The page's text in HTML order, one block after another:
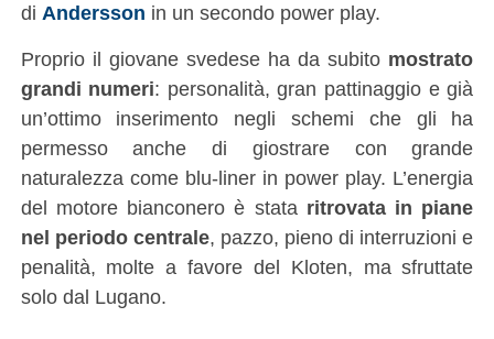
di Andersson in un secondo power play.
Proprio il giovane svedese ha da subito mostrato
grandi numeri: personalità, gran pattinaggio e già
un’ottimo inserimento negli schemi che gli ha
permesso anche di giostrare con grande
naturalezza come blu-liner in power play. L’energia
del motore bianconero è stata ritrovata in piane
nel periodo centrale, pazzo, pieno di interruzioni e
penalità, molte a favore del Kloten, ma sfruttate
solo dal Lugano.